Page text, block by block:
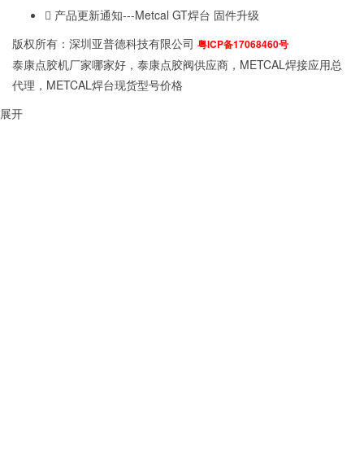
产品更新通知---Metcal GT焊台 固件升级
版权所有：深圳亚普德科技有限公司 粤ICP备17068460号
泰康点胶机厂家哪家好，泰康点胶阀供应商，METCAL焊接应用总
代理，METCAL焊台现货型号价格
展开